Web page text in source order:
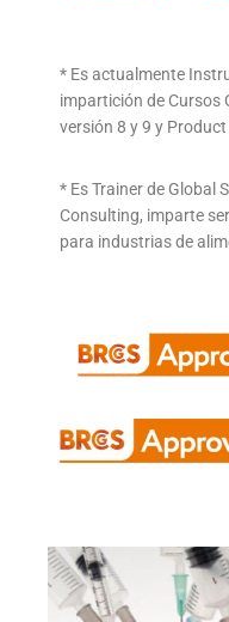
* Es actualmente
impartición de Cursos
versión 8 y 9 y
* Es Trainer de Global
Consulting, imparte
para industrias de